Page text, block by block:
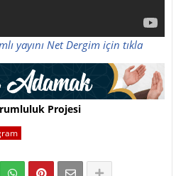
yayını Net Dergim için tıkla
Projesi